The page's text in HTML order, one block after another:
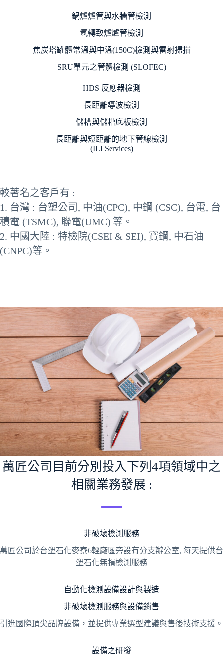
鍋爐爐管與水牆管檢測
氫轉致爐爐管檢測
焦炭塔罐體常溫與中溫(150C)檢測與雷射掃描
SRU單元之管體檢測 (SLOFEC)
HDS 反應器檢測
長距離導波檢測
儲槽與儲槽底板檢測
長距離與短距離的地下管線檢測
(ILI Services)
較著名之客戶有 :
1. 台灣 : 台塑公司, 中油(CPC), 中鋼 (CSC), 台電, 台
積電 (TSMC), 聯電(UMC) 等。
2. 中國大陸 : 特檢院(CSEI & SEI), 寶鋼, 中石油
(CNPC)等。
萬匠公司目前分別投入下列4項領域中之
相關業務發展 :
非破壞檢測服務
萬匠公司於台塑石化麥寮6輕廠區旁設有分支辦公室, 每天提供台
塑石化無損檢測服務
自動化檢測設備設計與製造
非破壞檢測服務與設備銷售
引進國際頂尖品牌設備，並提供專業選型建議與售後技術支援。
設備之研發